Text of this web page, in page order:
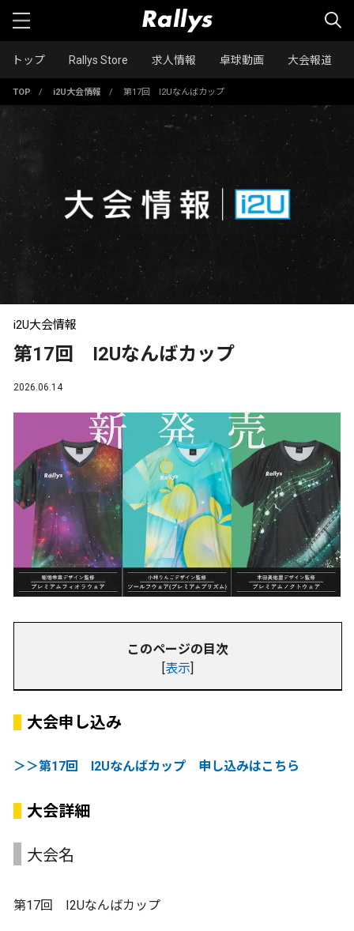
トップ Rallys Store 求人情報 卓球動画 大会報道
TOP / i2U大会情報 / 第17回 I2Uなんばカップ
i2U大会情報
第17回 I2Uなんばカップ
2026.06.14
このページの目次
[表示]
大会申し込み
＞＞第17回 I2Uなんばカップ 申し込みはこちら
大会詳細
大会名
第17回 I2Uなんばカップ